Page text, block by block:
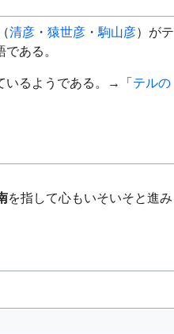
清彦 ・ 猿世彦 ・ 駒山彦）がテ
ある。
いるようである。→「 テルの
を指して心もいそいそと進み